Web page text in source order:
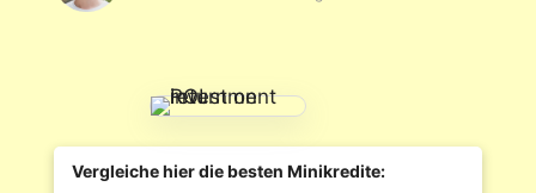
Vergleiche hier die besten Minikredite: